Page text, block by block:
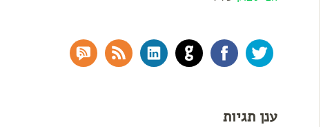
Twitter
Facebook
GitHub
LinkedIn
RSS Feed
ענן תגיות